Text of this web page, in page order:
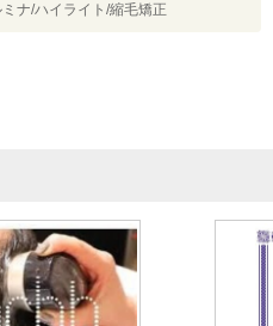
ナ/ハイライト/縮毛矯正